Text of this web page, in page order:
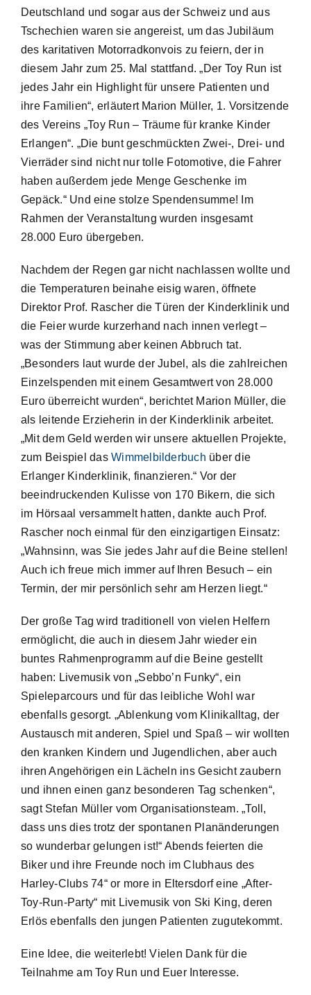
Deutschland und sogar aus der Schweiz und aus
Tschechien waren sie angereist, um das Jubiläum
des karitativen Motorradkonvois zu feiern, der in
diesem Jahr zum 25. Mal stattfand. „Der Toy Run ist
jedes Jahr ein Highlight für unsere Patienten und
ihre Familien“, erläutert Marion Müller, 1. Vorsitzende
des Vereins „Toy Run – Träume für kranke Kinder
Erlangen“. „Die bunt geschmückten Zwei-, Drei- und
Vierräder sind nicht nur tolle Fotomotive, die Fahrer
haben außerdem jede Menge Geschenke im
Gepäck.“ Und eine stolze Spendensumme! Im
Rahmen der Veranstaltung wurden insgesamt
28.000 Euro übergeben.
Nachdem der Regen gar nicht nachlassen wollte und
die Temperaturen beinahe eisig waren, öffnete
Direktor Prof. Rascher die Türen der Kinderklinik und
die Feier wurde kurzerhand nach innen verlegt –
was der Stimmung aber keinen Abbruch tat.
„Besonders laut wurde der Jubel, als die zahlreichen
Einzelspenden mit einem Gesamtwert von 28.000
Euro überreicht wurden“, berichtet Marion Müller, die
als leitende Erzieherin in der Kinderklinik arbeitet.
„Mit dem Geld werden wir unsere aktuellen Projekte,
zum Beispiel dasWimmelbilderbuch über die
Erlanger Kinderklinik, finanzieren.“ Vor der
beeindruckenden Kulisse von 170 Bikern, die sich
im Hörsaal versammelt hatten, dankte auch Prof.
Rascher noch einmal für den einzigartigen Einsatz:
„Wahnsinn, was Sie jedes Jahr auf die Beine stellen!
Auch ich freue mich immer auf Ihren Besuch – ein
Termin, der mir persönlich sehr am Herzen liegt.“
Der große Tag wird traditionell von vielen Helfern
ermöglicht, die auch in diesem Jahr wieder ein
buntes Rahmenprogramm auf die Beine gestellt
haben: Livemusik von „Sebbo’n Funky“, ein
Spieleparcours und für das leibliche Wohl war
ebenfalls gesorgt. „Ablenkung vom Klinikalltag, der
Austausch mit anderen, Spiel und Spaß – wir wollten
den kranken Kindern und Jugendlichen, aber auch
ihren Angehörigen ein Lächeln ins Gesicht zaubern
und ihnen einen ganz besonderen Tag schenken“,
sagt Stefan Müller vom Organisationsteam. „Toll,
dass uns dies trotz der spontanen Planänderungen
so wunderbar gelungen ist!“ Abends feierten die
Biker und ihre Freunde noch im Clubhaus des
Harley-Clubs 74“ or more in Eltersdorf eine „After-
Toy-Run-Party“ mit Livemusik von Ski King, deren
Erlös ebenfalls den jungen Patienten zugutekommt.
Eine Idee, die weiterlebt! Vielen Dank für die
Teilnahme am Toy Run und Euer Interesse.